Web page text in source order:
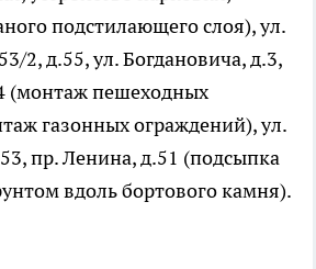
подстилающего слоя), ул.
2, д.55, ул. Богдановича, д.3,
(монтаж пешеходных
газонных ограждений), ул.
пр. Ленина, д.51 (подсыпка
вдоль бортового камня).